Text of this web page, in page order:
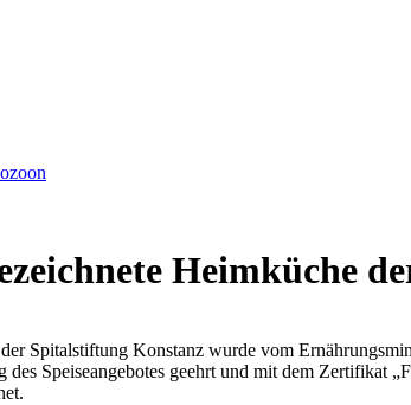
Heimküche
Spitalstiftung Konstanz wurde vom
des Speiseangebotes geehrt und mit dem Zertifikat